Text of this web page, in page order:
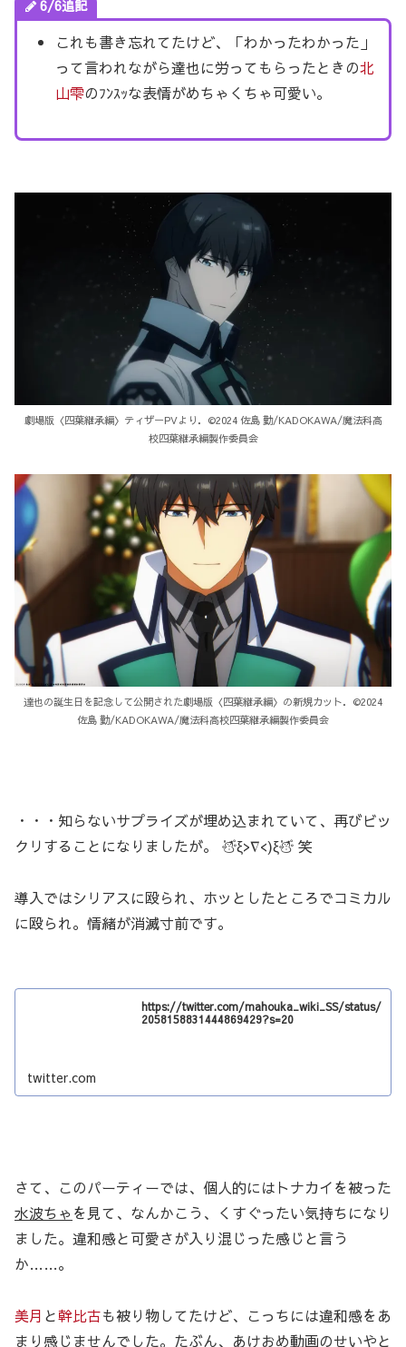
6/6追記
これも書き忘れてたけど、「わかったわかった」
って言われながら達也に労ってもらったときの北
山雫のﾌﾝｽｯな表情がめちゃくちゃ可愛い。
劇場版〈四葉継承編〉ティザーPVより．©2024 佐島 勤/KADOKAWA/魔法科高
校四葉継承編製作委員会
達也の誕生日を記念して公開された劇場版〈四葉継承編〉の新規カット．©2024
佐島 勤/KADOKAWA/魔法科高校四葉継承編製作委員会
・・・知らないサプライズが埋め込まれていて、再びビッ
クリすることになりましたが。 ☃ξ>∇<)ξ☃ 笑
導入ではシリアスに殴られ、ホッとしたところでコミカル
に殴られ。情緒が消滅寸前です。
https://twitter.com/mahouka_wiki_SS/status/
2058158831444869429?s=20
twitter.com
さて、このパーティーでは、個人的にはトナカイを被った
水波ちゃ を見て、なんかこう、くすぐったい気持ちになり
ました。違和感と可愛さが入り混じった感じと言う
か……。
美月 と幹比古も被り物してたけど、こっちには違和感をあ
まり感じませんでした。たぶん、あけおめ動画のせいやと